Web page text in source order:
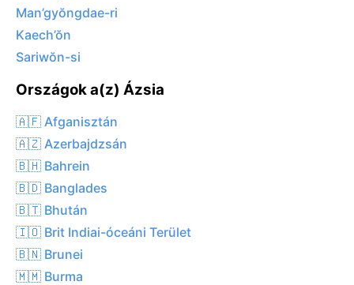
Man’gyŏngdae-ri
Kaech’ŏn
Sariwŏn-si
Országok a(z) Ázsia
🇦🇫 Afganisztán
🇦🇿 Azerbajdzsán
🇧🇭 Bahrein
🇧🇩 Banglades
🇧🇹 Bhután
🇮🇴 Brit Indiai-óceáni Terület
🇧🇳 Brunei
🇲🇲 Burma